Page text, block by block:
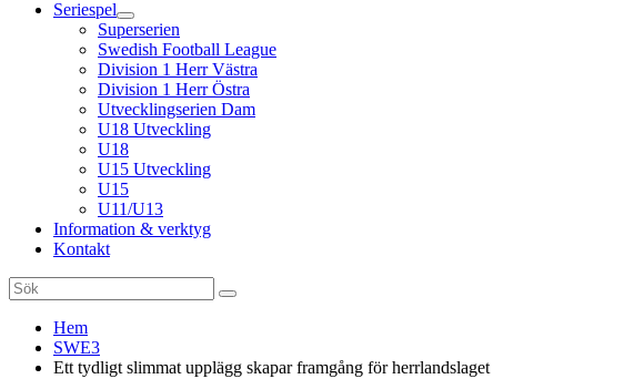
Seriespel
Superserien
Swedish Football League
Division 1 Herr Västra
Division 1 Herr Östra
Utvecklingserien Dam
U18 Utveckling
U18
U15 Utveckling
U15
U11/U13
Information & verktyg
Kontakt
Search
for:
Hem
SWE3
Ett tydligt slimmat upplägg skapar framgång för herrlandslaget